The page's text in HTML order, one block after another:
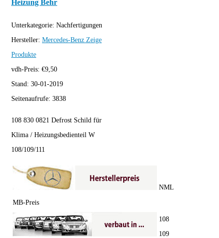
Heizung Behr
Unterkategorie: Nachfertigungen
Hersteller: Mercedes-Benz Zeige
Produkte
vdh-Preis: €9,50
Stand: 30-01-2019
Seitenaufrufe: 3838
108 830 0821 Defrost Schild für
Klima / Heizungsbedienteil W
108/109/111
MB-Preis
NML
108
109